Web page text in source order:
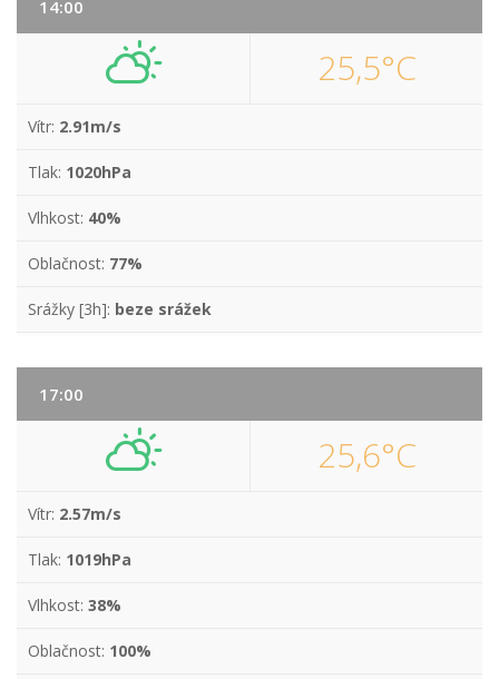
14:00
25,5°C
Vítr: 2.91m/s
Tlak: 1020hPa
Vlhkost: 40%
Oblačnost: 77%
Srážky [3h]: beze srážek
17:00
25,6°C
Vítr: 2.57m/s
Tlak: 1019hPa
Vlhkost: 38%
Oblačnost: 100%